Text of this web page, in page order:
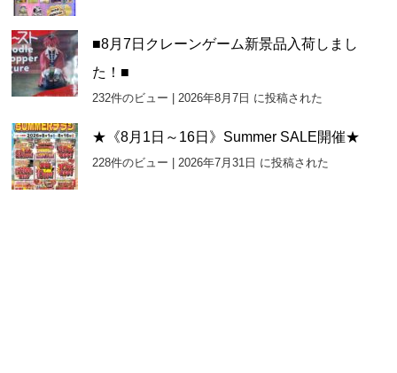
■8月7日クレーンゲーム新景品入荷しまし
た！■
232件のビュー 2026年8月7日 に投稿された
★《8月1日～16日》Summer SALE開催★
228件のビュー 2026年7月31日 に投稿された